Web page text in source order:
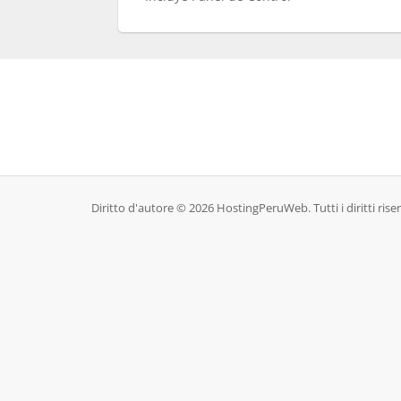
Diritto d'autore © 2026 HostingPeruWeb. Tutti i diritti